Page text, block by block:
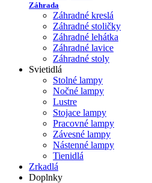
Záhrada
Záhradné kreslá
Záhradné stoličky
Záhradné lehátka
Záhradné lavice
Záhradné stoly
Svietidlá
Stolné lampy
Nočné lampy
Lustre
Stojace lampy
Pracovné lampy
Závesné lampy
Nástenné lampy
Tienidlá
Zrkadlá
Doplnky